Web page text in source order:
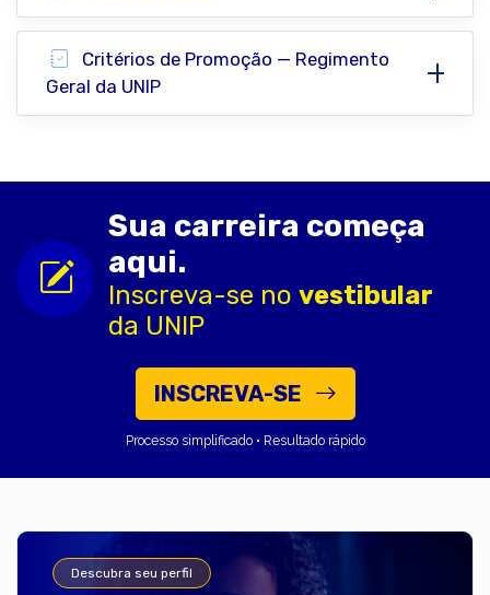
Critérios de Promoção — Regimento
Geral da UNIP
Sua carreira começa
aqui.
Inscreva-se no vestibular
da UNIP
INSCREVA-SE
Processo simplificado • Resultado rápido
Descubra seu perfil